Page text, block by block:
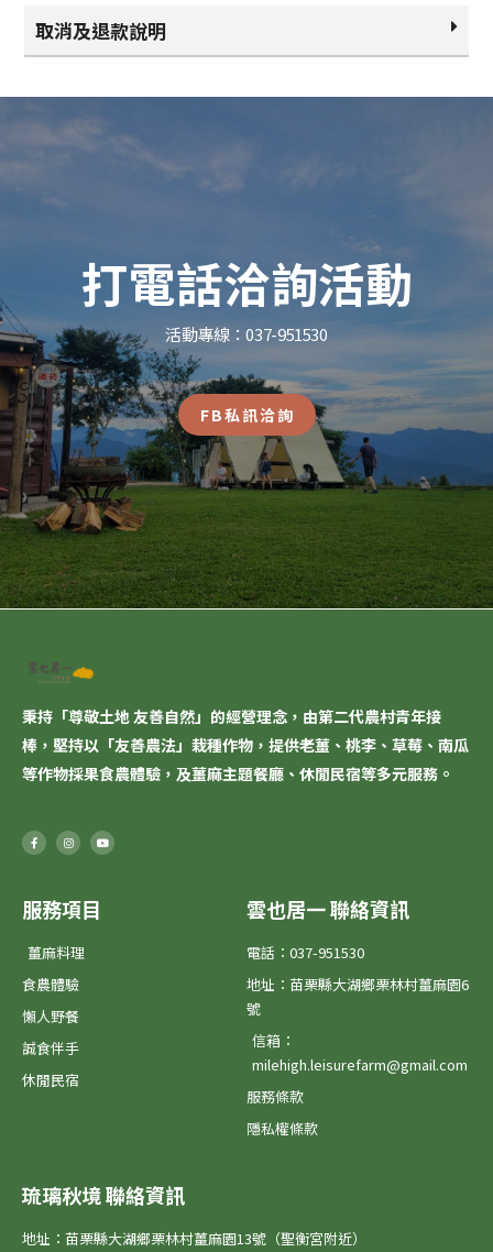
取消及退款說明
打電話洽詢活動
活動專線：037-951530
FB私訊洽詢
秉持「尊敬土地 友善自然」的經營理念，由第二代農村青年接
棒，堅持以「友善農法」栽種作物，提供老薑、桃李、草莓、南瓜
等作物採果食農體驗，及薑麻主題餐廳、休閒民宿等多元服務。
F
a
c
o
k
-
I
n
s
r
a
m
Y
o
u
服務項目
薑麻料理
食農體驗
懶人野餐
誠食伴手
休閒民宿
雲也居一 聯絡資訊
電話：037-951530
地址：苗栗縣大湖鄉栗林村薑麻園6
號
信箱：
milehigh.leisurefarm@gmail.com
服務條款
隱私權條款
琉璃秋境 聯絡資訊
地址：苗栗縣大湖鄉栗林村薑麻園13號（聖衡宮附近）